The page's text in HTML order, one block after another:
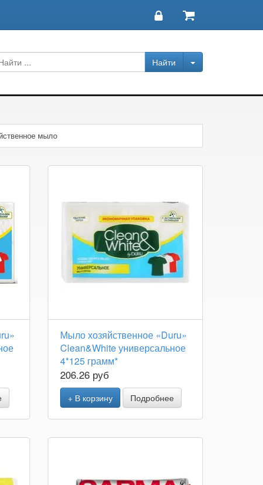
мыло
Мыло хозяйственное «Duru»
Clean&White универсальное
4*125 грамм*
206.26 руб
+ В корзину Подробнее